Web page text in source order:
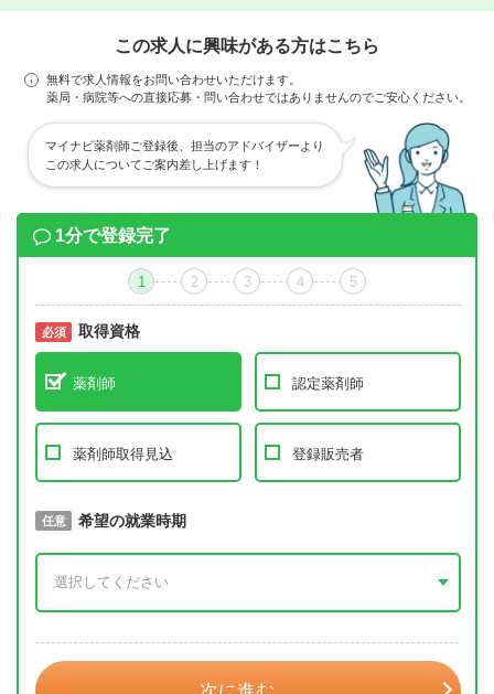
この求人に興味がある方はこちら
無料で求人情報をお問い合わせいただけます。
薬局・病院等への直接応募・問い合わせではありませんのでご安心ください。
マイナビ薬剤師ご登録後、担当のアドバイザーより
この求人についてご案内差し上げます！
1分で登録完了
1 2 3 4 5
必須 取得資格
薬剤師 認定薬剤師
薬剤師取得見込 登録販売者
必須 取得予定年
任意 希望の就業時期